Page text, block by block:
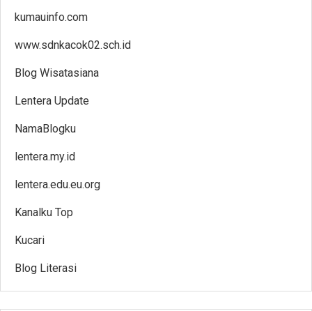
kumauinfo.com
www.sdnkacok02.sch.id
Blog Wisatasiana
Lentera Update
NamaBlogku
lentera.my.id
lentera.edu.eu.org
Kanalku Top
Kucari
Blog Literasi